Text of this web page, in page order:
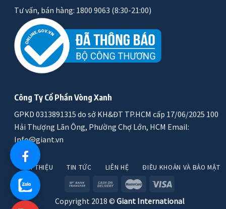
Tư vấn, bán hàng: 1800 9063 (8:30-21:00)
Công Ty Cổ Phần Vòng Xanh
GPKD 0313891315 do sở KH&ĐT TP.HCM cấp 17/06/2025 100
Hải Thượng Lãn Ông, Phường Chợ Lớn, HCM Email:
Info@giant.vn
GIỚI THIỆU TIN TỨC LIÊN HỆ ĐIỀU KHOẢN VÀ BẢO MẬT
Copyright 2018 © Giant International